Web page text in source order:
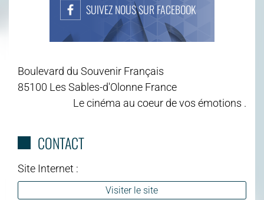
SUIVEZ NOUS SUR FACEBOOK
Boulevard du Souvenir Français
85100 Les Sables-d'Olonne France
Le cinéma au coeur de vos émotions .
CONTACT
Site Internet :
Visiter le site